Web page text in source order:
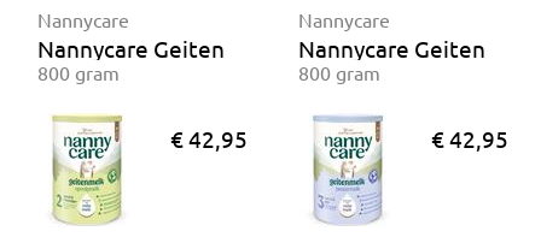
Nannycare
Nannycare Geiten opvolgmelk
800 gram
€ 42,95
Nannycare
Nannycare Geiten
800 gram
€ 42,95